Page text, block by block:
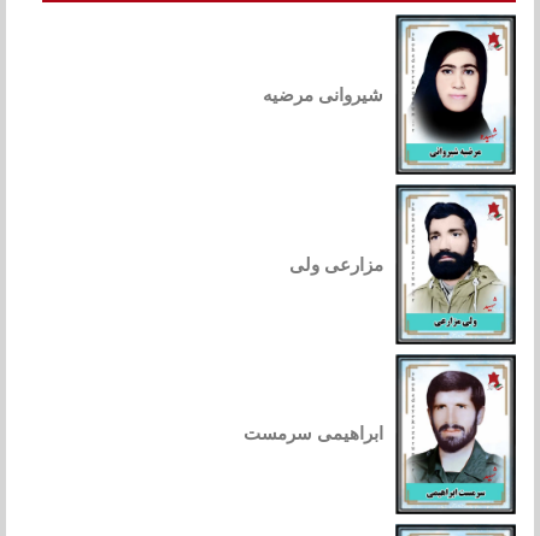
شیروانی مرضیه
مزارعی ولی
ابراهیمی سرمست